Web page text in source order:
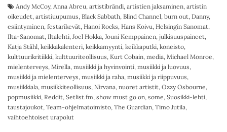
Andy McCoy, Anna Abreu, artistibrändi, artistien jaksaminen, artistin
oikeudet, artistiuupumus, Black Sabbath, Blind Channel, burn out, Danny,
esiintyminen, festarikevät, Hanoi Rocks, Hans Koivu, Helsingin Sanomat,
Ilta-Sanomat, Iltalehti, Joel Hokka, Jouni Kemppainen, julkisuuspaineet,
Katja Ståhl, keikkakalenteri, keikkamyynti, keikkaputki, koneisto,
kulttuurikritiikki, kulttuuriteollisuus, Kurt Cobain, media, Michael Monroe,
mielenterveys, Mirella, musiikki ja hyvinvointi, musiikki ja luovuus,
musiikki ja mielenterveys, musiikki ja raha, musiikki ja riippuvuus,
musiikkiala, musiikkiteollisuus, Nirvana, nuoret artistit, Ozzy Osbourne,
popmusiikki, Reddit, Setlist.fm, show must go on, some, Suosikki-lehti,
taustajoukot, Team-ohjelmatoimisto, The Guardian, Timo Jutila,
vaihtoehtoiset urapolut